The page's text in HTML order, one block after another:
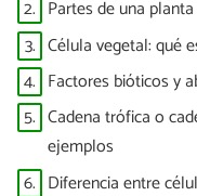
2. Partes de una
3. Célula vegetal: qué
4. Factores bióticos y
5. Cadena trófica o
ejemplos
6. Diferencia entre